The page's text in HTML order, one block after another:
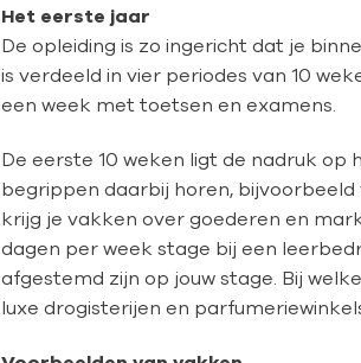
Het eerste jaar
De opleiding is zo ingericht dat je
is verdeeld in vier periodes van 10
een week met toetsen en examens.
De eerste 10 weken ligt de nadruk
begrippen daarbij horen, bijvoorbeeld
krijg je vakken over goederen en
dagen per week stage bij een
afgestemd zijn op jouw stage. Bij
luxe drogisterijen en